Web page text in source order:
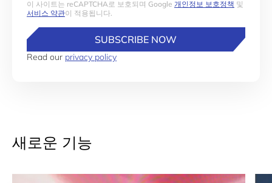
이 사이트는 reCAPTCHA로 보호되며 Google 개인정보 보호정책 및
서비스 약관이 적용됩니다.
SUBSCRIBE NOW
Read our privacy policy
새로운 기능